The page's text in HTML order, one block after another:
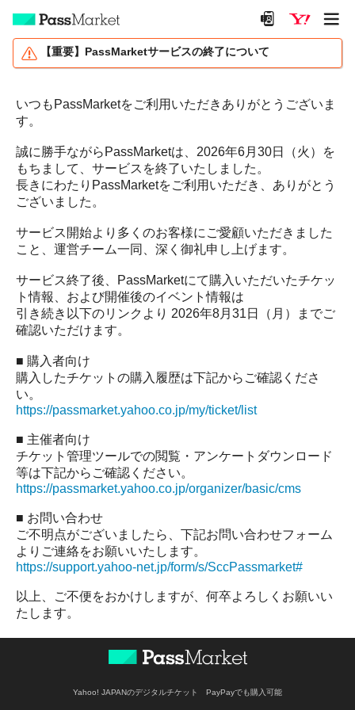
【重要】PassMarketサービスの終了について
いつもPassMarketをご利用いただきありがとうございま
す。
誠に勝手ながらPassMarketは、2026年6月30日（火）を
もちまして、サービスを終了いたしました。
長きにわたりPassMarketをご利用いただき、ありがとう
ございました。
サービス開始より多くのお客様にご愛顧いただきました
こと、運営チーム一同、深く御礼申し上げます。
サービス終了後、PassMarketにて購入いただいたチケッ
ト情報、および開催後のイベント情報は
引き続き以下のリンクより 2026年8月31日（月）までご
確認いただけます。
■ 購入者向け
購入したチケットの購入履歴は下記からご確認くださ
い。
https://passmarket.yahoo.co.jp/my/ticket/list
■ 主催者向け
チケット管理ツールでの閲覧・アンケートダウンロード
等は下記からご確認ください。
https://passmarket.yahoo.co.jp/organizer/basic/cms
■ お問い合わせ
ご不明点がございましたら、下記お問い合わせフォーム
よりご連絡をお願いいたします。
https://support.yahoo-net.jp/form/s/SccPassmarket#
以上、ご不便をおかけしますが、何卒よろしくお願いい
たします。
Yahoo! JAPANのデジタルチケット PayPayでも購入可能